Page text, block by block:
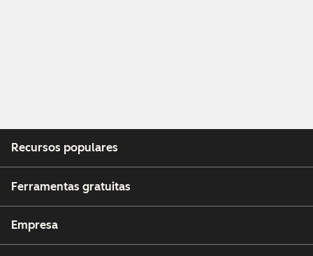
Recursos populares
Ferramentas gratuitas
Empresa